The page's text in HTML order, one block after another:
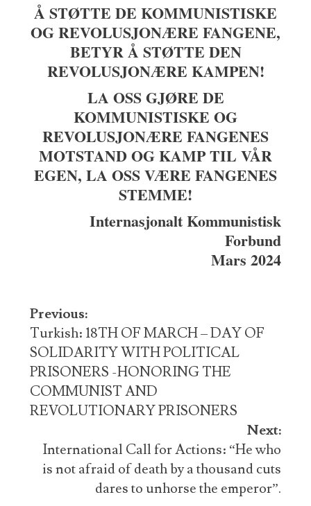
Å STØTTE DE KOMMUNISTISKE
OG REVOLUSJONÆRE FANGENE,
BETYR Å STØTTE DEN
REVOLUSJONÆRE KAMPEN!
LA OSS GJØRE DE
KOMMUNISTISKE OG
REVOLUSJONÆRE FANGENES
MOTSTAND OG KAMP TIL VÅR
EGEN, LA OSS VÆRE FANGENES
STEMME!
Internasjonalt Kommunistisk
Forbund
Mars 2024
Post
navigation
Previous:
Turkish: 18TH OF MARCH – DAY OF
SOLIDARITY WITH POLITICAL
PRISONERS -HONORING THE
COMMUNIST AND
REVOLUTIONARY PRISONERS
Next:
International Call for Actions: “He who
is not afraid of death by a thousand cuts
dares to unhorse the emperor”.